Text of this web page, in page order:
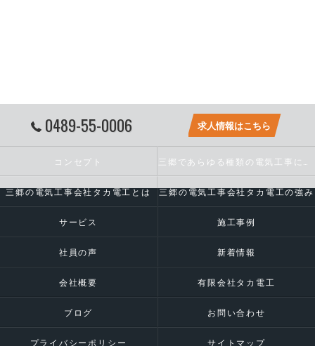
0489-55-0006 求人情報はこちら
コンセプト
三郷の電気工事会社タカ電工とは 三郷の電気工事会社タカ電工の強み
サービス 施工事例
社員の声 新着情報
会社概要 有限会社タカ電工
ブログ お問い合わせ
プライバシーポリシー サイトマップ